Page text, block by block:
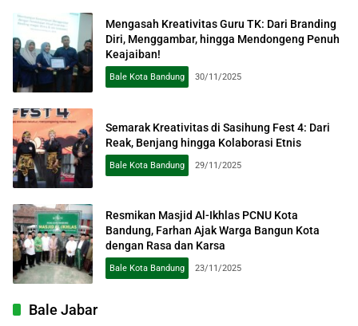
Mengasah Kreativitas Guru TK: Dari Branding
Diri, Menggambar, hingga Mendongeng Penuh
Keajaiban!
Bale Kota Bandung 30/11/2025
Semarak Kreativitas di Sasihung Fest 4: Dari
Reak, Benjang hingga Kolaborasi Etnis
Bale Kota Bandung 29/11/2025
Resmikan Masjid Al-Ikhlas PCNU Kota
Bandung, Farhan Ajak Warga Bangun Kota
dengan Rasa dan Karsa
Bale Kota Bandung 23/11/2025
Bale Jabar